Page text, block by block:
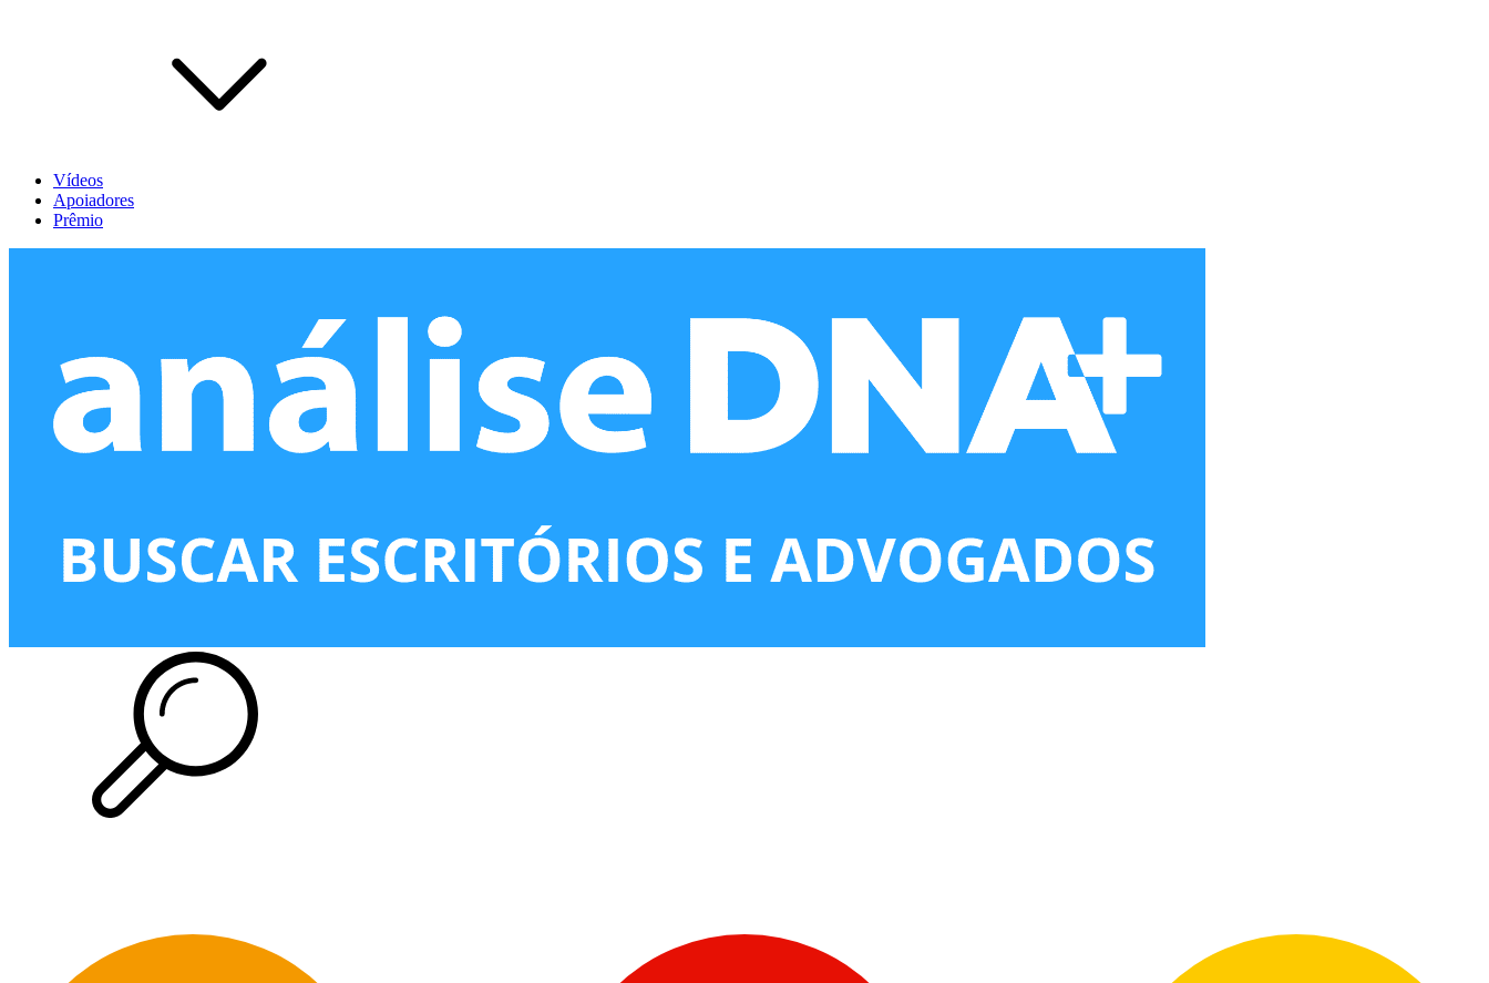
Vídeos
Apoiadores
Prêmio